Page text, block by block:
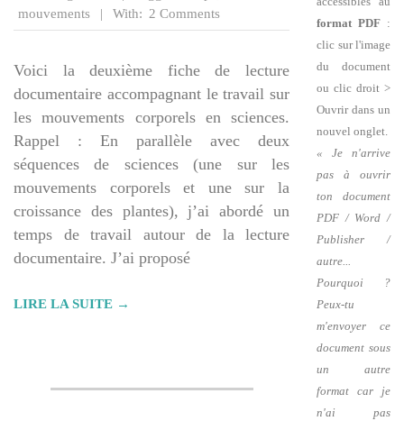
mouvements
With: 2 Comments
Voici la deuxième fiche de lecture
documentaire accompagnant le travail sur
les mouvements corporels en sciences.
Rappel : En parallèle avec deux
séquences de sciences (une sur les
mouvements corporels et une sur la
croissance des plantes), j’ai abordé un
temps de travail autour de la lecture
documentaire. J’ai proposé
LIRE LA SUITE →
format PDF :
clic sur l'image
du document
ou clic droit >
Ouvrir dans un
nouvel onglet.
« Je n'arrive
pas à ouvrir
ton document
PDF / Word /
Publisher /
autre...
Pourquoi ?
Peux-tu
m'envoyer ce
document sous
un autre
format car je
n'ai pas